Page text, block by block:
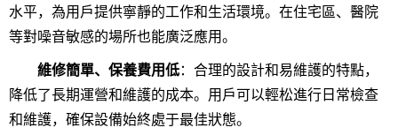
水平，為用戶提供寧靜的工作和生活環境。在住宅區、醫院
等對噪音敏感的場所也能廣泛應用。
維修簡單、保養費用低：合理的設計和易維護的特點，
降低了長期運營和維護的成本。用戶可以輕松進行日常檢查
和維護，確保設備始終處于最佳狀態。